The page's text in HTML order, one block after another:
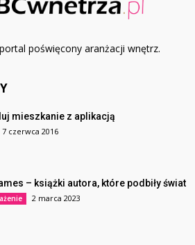
poświęcony aranżacji wnętrz.
mieszkanie z aplikacją
7 czerwca 2016
– książki autora, które podbiły świat
2 marca 2023